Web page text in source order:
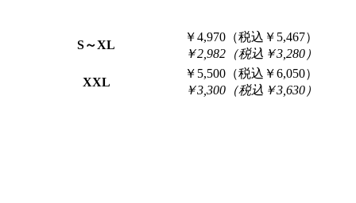
S～XL
￥4,970（税込￥5,467）
￥2,982（税込￥3,280）
XXL
￥5,500（税込￥6,050）
￥3,300（税込￥3,630）